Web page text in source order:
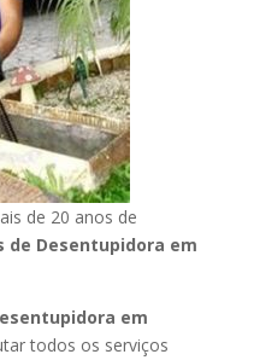
de 20 anos de
de Desentupidora em
em
todos os serviços